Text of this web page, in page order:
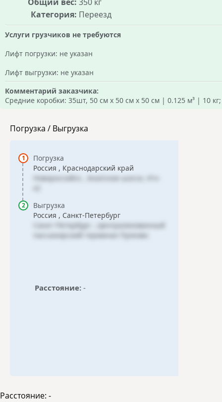
Категория: Переезд
Услуги грузчиков не требуются
Лифт погрузки: не указан
Лифт выгрузки: не указан
Комментарий заказчика:
Средние коробки: 35шт, 50 см х 50 см х 50 см | 0.125 м³ | 10 кг;
Погрузка / Выгрузка
Погрузка
Россия , Краснодарский край
Новороссийск , Анапское шоссе, 41н
Выгрузка
Россия , Санкт-Петербург
Санкт-Петербург , Централизованный
пассажирский терминал Пулково
Расстояние: -
Расстояние: -